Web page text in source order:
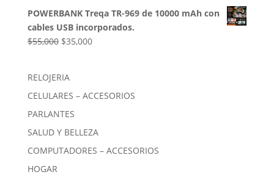
original
era:
$50,000.
actual
es:
$35,000.
POWERBANK Treqa TR-969 de 10000 mAh con
cables USB incorporados.
$55,000 El
era:
$55,000.
$35,000El
$35,000.
RELOJERIA
CELULARES – ACCESORIOS
PARLANTES
SALUD Y BELLEZA
COMPUTADORES – ACCESORIOS
HOGAR